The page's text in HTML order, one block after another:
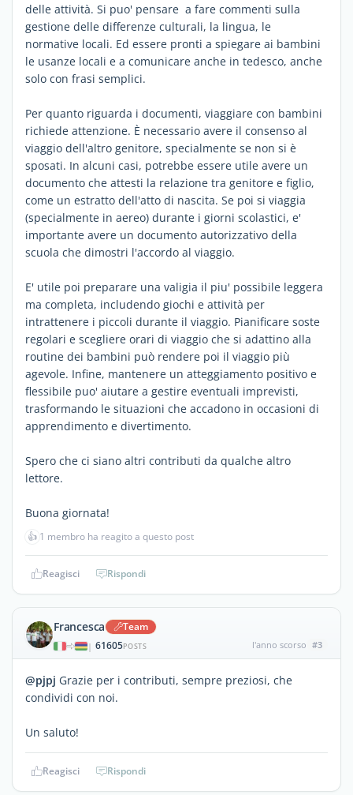
delle attività. Si puo' pensare a fare commenti sulla
gestione delle differenze culturali, la lingua, le
normative locali. Ed essere pronti a spiegare ai bambini
le usanze locali e a comunicare anche in tedesco, anche
solo con frasi semplici.
Per quanto riguarda i documenti, viaggiare con bambini
richiede attenzione. È necessario avere il consenso al
viaggio dell'altro genitore, specialmente se non si è
sposati. In alcuni casi, potrebbe essere utile avere un
documento che attesti la relazione tra genitore e figlio,
come un estratto dell'atto di nascita. Se poi si viaggia
(specialmente in aereo) durante i giorni scolastici, e'
importante avere un documento autorizzativo della
scuola che dimostri l'accordo al viaggio.
E' utile poi preparare una valigia il piu' possibile leggera
ma completa, includendo giochi e attività per
intrattenere i piccoli durante il viaggio. Pianificare soste
regolari e scegliere orari di viaggio che si adattino alla
routine dei bambini può rendere poi il viaggio più
agevole. Infine, mantenere un atteggiamento positivo e
flessibile puo' aiutare a gestire eventuali imprevisti,
trasformando le situazioni che accadono in occasioni di
apprendimento e divertimento.
Spero che ci siano altri contributi da qualche altro
lettore.
Buona giornata!
👍 1 membro ha reagito a questo post
Reagisci Rispondi
Francesca Team
| 61605POSTS l'anno scorso #3
@pjpj Grazie per i contributi, sempre preziosi, che
condividi con noi.
Un saluto!
Reagisci Rispondi